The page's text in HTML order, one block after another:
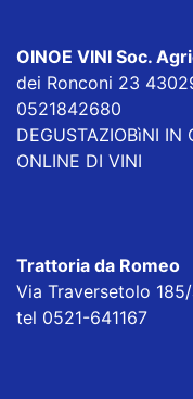
OINOE VINI Soc.
dei Ronconi 23
0521842680
DEGUSTAZIOBìNI IN
ONLINE DI VINI
Trattoria da Romeo
Via Traversetolo
tel 0521-641167